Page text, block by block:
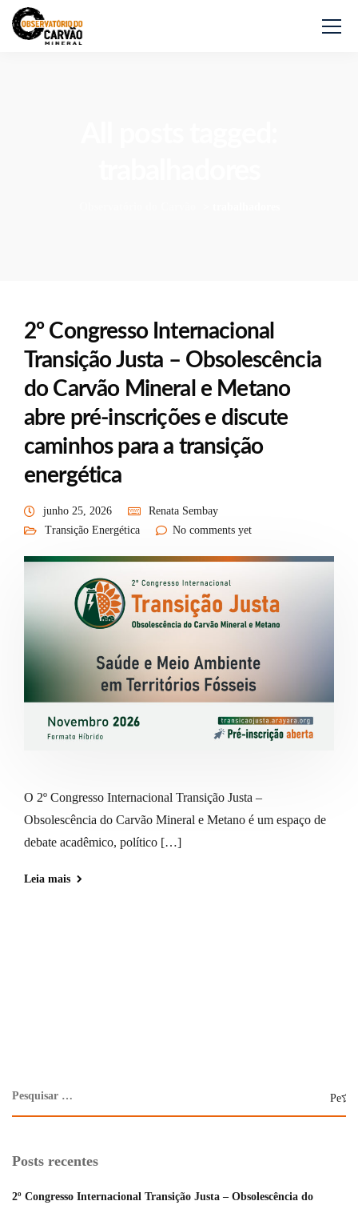
2º Congresso Internacional
Transição Justa – Obsolescência
do Carvão Mineral e Metano
abre pré-inscrições e discute
caminhos para a transição
energética
junho 25, 2026
Renata Sembay
Transição Energética
No comments yet
O 2º Congresso Internacional Transição Justa –
Obsolescência do Carvão Mineral e Metano é um espaço de
debate acadêmico, político […]
Leia mais
Posts recentes
2º Congresso Internacional Transição Justa – Obsolescência do